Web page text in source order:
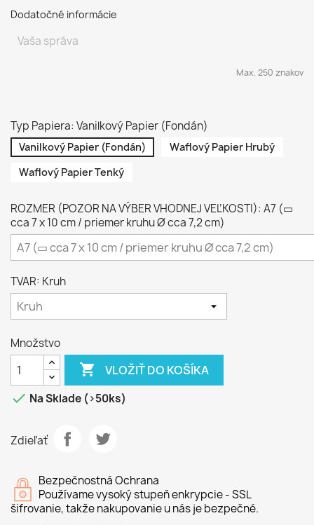
Dodatočné informácie
Max. 250 znakov
Typ Papiera: Vanilkový Papier (Fondán)
Vanilkový Papier (Fondán)
Waflový Papier Hrubý
Waflový Papier Tenký
ROZMER (POZOR NA VÝBER VHODNEJ VEĽKOSTI): A7 (▭
cca 7 x 10 cm / priemer kruhu Ø cca 7,2 cm)
TVAR: Kruh
Množstvo
 VLOŽIŤ DO KOŠÍKA
 Na Sklade (>50ks)
Zdieľať
Bezpečnostná Ochrana
Používame vysoký stupeň enkrypcie - SSL
šifrovanie, takže nakupovanie u nás je bezpečné.